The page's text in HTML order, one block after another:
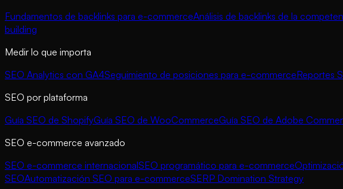
Fundamentos de backlinks para e-commerceAnálisis de backlinks de la
building
Medir lo que importa
SEO Analytics con GA4Seguimiento de posiciones para e-commerceReportes
SEO por plataforma
Guía SEO de ShopifyGuía SEO de WooCommerceGuía SEO de Adobe
SEO e-commerce avanzado
SEO e-commerce internacionalSEO programático para e-commerce
SEOAutomatización SEO para e-commerceSERP Domination Strategy